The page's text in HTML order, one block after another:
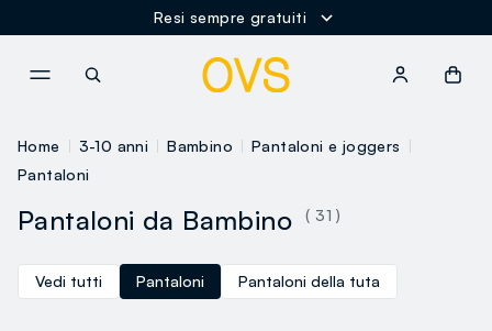
Resi sempre gratuiti
Home 3-10 anni Bambino
Pantaloni e joggers
Pantaloni
Pantaloni da Bambino ( 31 )
Vedi tutti Pantaloni Pantaloni della tuta